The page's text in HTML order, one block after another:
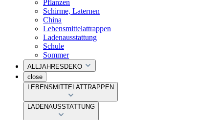
Pflanzen
Schirme, Laternen
China
Lebensmittelattrappen
Ladenausstattung
Schule
Sommer
ALLJAHRESDEKO
close
LEBENSMITTELATTRAPPEN
LADENAUSSTATTUNG